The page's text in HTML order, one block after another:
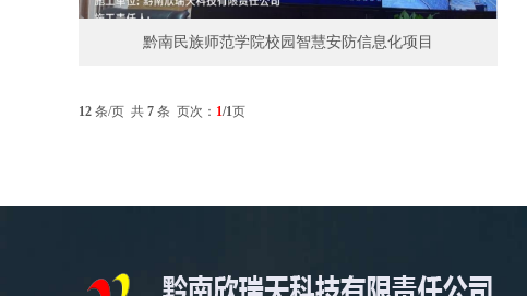
黔南民族师范学院校园智慧安防信息化项目
12 条/页 共 7 条 页次： 1/1页